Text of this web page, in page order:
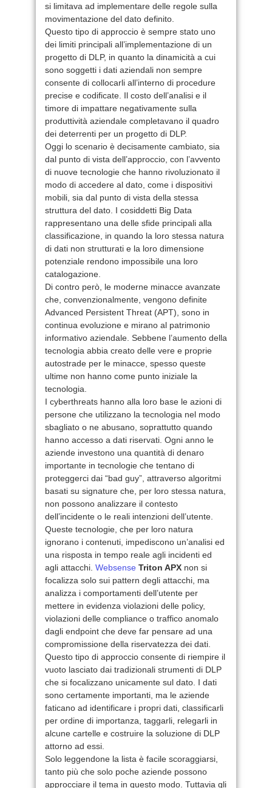
si limitava ad implementare delle regole sulla
movimentazione del dato definito.
Questo tipo di approccio è sempre stato uno
dei limiti principali all’implementazione di un
progetto di DLP, in quanto la dinamicità a cui
sono soggetti i dati aziendali non sempre
consente di collocarli all’interno di procedure
precise e codificate. Il costo dell’analisi e il
timore di impattare negativamente sulla
produttività aziendale completavano il quadro
dei deterrenti per un progetto di DLP.
Oggi lo scenario è decisamente cambiato, sia
dal punto di vista dell’approccio, con l’avvento
di nuove tecnologie che hanno rivoluzionato il
modo di accedere al dato, come i dispositivi
mobili, sia dal punto di vista della stessa
struttura del dato. I cosiddetti Big Data
rappresentano una delle sfide principali alla
classificazione, in quando la loro stessa natura
di dati non strutturati e la loro dimensione
potenziale rendono impossibile una loro
catalogazione.
Di contro però, le moderne minacce avanzate
che, convenzionalmente, vengono definite
Advanced Persistent Threat (APT), sono in
continua evoluzione e mirano al patrimonio
informativo aziendale. Sebbene l’aumento della
tecnologia abbia creato delle vere e proprie
autostrade per le minacce, spesso queste
ultime non hanno come punto iniziale la
tecnologia.
I cyberthreats hanno alla loro base le azioni di
persone che utilizzano la tecnologia nel modo
sbagliato o ne abusano, soprattutto quando
hanno accesso a dati riservati. Ogni anno le
aziende investono una quantità di denaro
importante in tecnologie che tentano di
proteggerci dai “bad guy”, attraverso algoritmi
basati su signature che, per loro stessa natura,
non possono analizzare il contesto
dell’incidente o le reali intenzioni dell’utente.
Queste tecnologie, che per loro natura
ignorano i contenuti, impediscono un’analisi ed
una risposta in tempo reale agli incidenti ed
agli attacchi. Websense Triton APX non si
focalizza solo sui pattern degli attacchi, ma
analizza i comportamenti dell’utente per
mettere in evidenza violazioni delle policy,
violazioni delle compliance o traffico anomalo
dagli endpoint che deve far pensare ad una
compromissione della riservatezza dei dati.
Questo tipo di approccio consente di riempire il
vuoto lasciato dai tradizionali strumenti di DLP
che si focalizzano unicamente sul dato. I dati
sono certamente importanti, ma le aziende
faticano ad identificare i propri dati, classificarli
per ordine di importanza, taggarli, relegarli in
alcune cartelle e costruire la soluzione di DLP
attorno ad essi.
Solo leggendone la lista è facile scoraggiarsi,
tanto più che solo poche aziende possono
approcciare il tema in questo modo. Tuttavia gli